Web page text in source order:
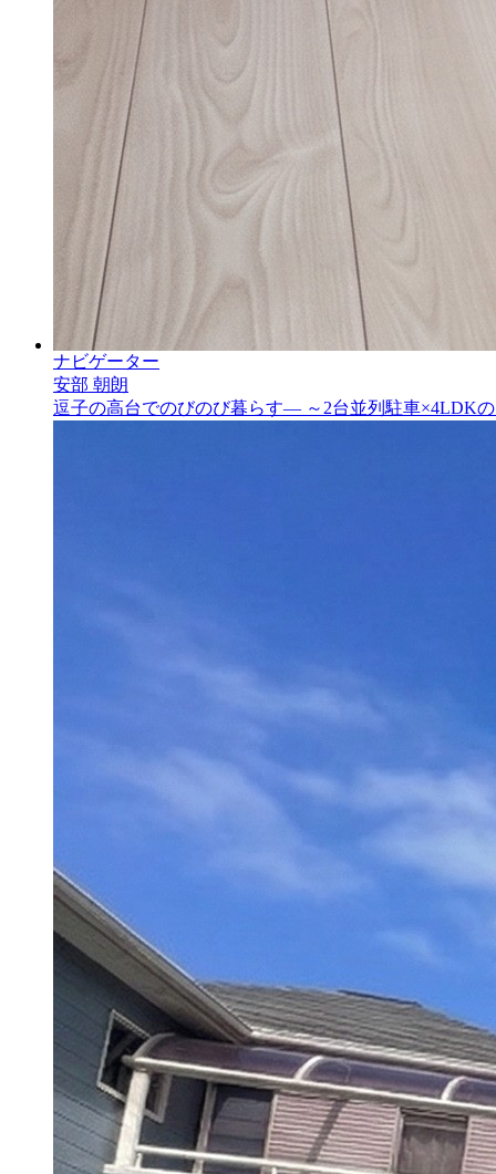
ナビゲーター
安部 朝朗
逗子の高台でのびのび暮らす― ～2台並列駐車×4LDK